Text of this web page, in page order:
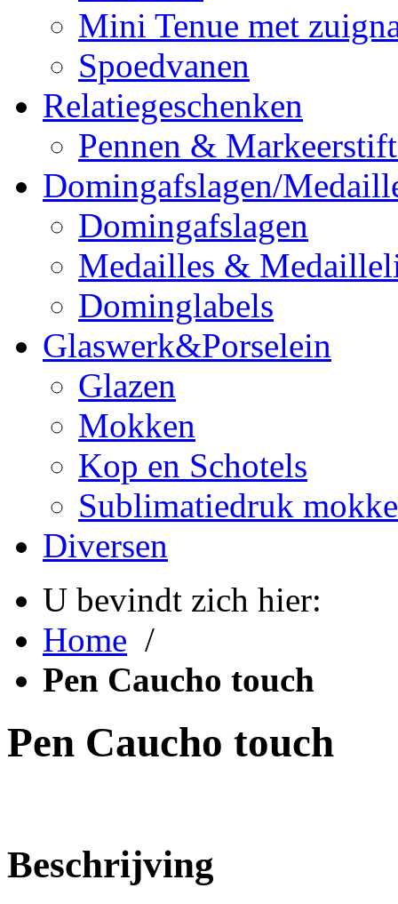
Mini Tenue met
Spoedvanen
Relatiegeschenken
Pennen &
Domingafslagen/
Domingafslagen
Medailles &
Dominglabels
Glaswerk&Porselein
Glazen
Mokken
Kop en Schotels
Sublimatiedruk
Diversen
U bevindt zich hier:
Home /
Pen Caucho touch
Pen Caucho touch
Beschrijving